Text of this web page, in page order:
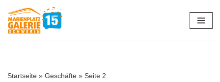
Zum
Startseite » Geschäfte » Seite 2